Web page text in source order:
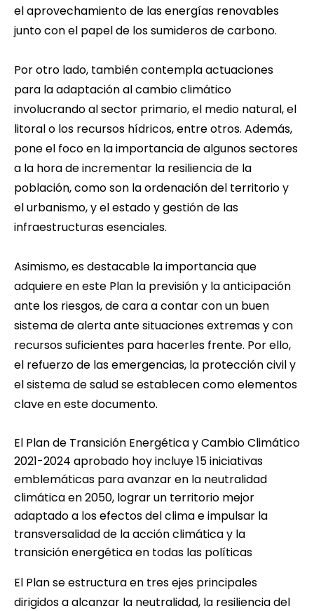
el aprovechamiento de las energías renovables
junto con el papel de los sumideros de carbono.
Por otro lado, también contempla actuaciones
para la adaptación al cambio climático
involucrando al sector primario, el medio natural, el
litoral o los recursos hídricos, entre otros. Además,
pone el foco en la importancia de algunos sectores
a la hora de incrementar la resiliencia de la
población, como son la ordenación del territorio y
el urbanismo, y el estado y gestión de las
infraestructuras esenciales.
Asimismo, es destacable la importancia que
adquiere en este Plan la previsión y la anticipación
ante los riesgos, de cara a contar con un buen
sistema de alerta ante situaciones extremas y con
recursos suficientes para hacerles frente. Por ello,
el refuerzo de las emergencias, la protección civil y
el sistema de salud se establecen como elementos
clave en este documento.
El Plan de Transición Energética y Cambio Climático
2021-2024 aprobado hoy incluye 15 iniciativas
emblemáticas para avanzar en la neutralidad
climática en 2050, lograr un territorio mejor
adaptado a los efectos del clima e impulsar la
transversalidad de la acción climática y la
transición energética en todas las políticas
El Plan se estructura en tres ejes principales
dirigidos a alcanzar la neutralidad, la resiliencia del